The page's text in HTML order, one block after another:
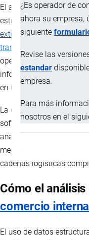
¿Es operador de
ahora su empresa,
siguiente
Revise las
estandar
empresa.
Para más
nosotros en el
El análisis de datos se
estratégico clave para
exterior. En sectores
transporte
operadores logísticos, la
información deja de ser
en una necesidad
La digitalización del
software especializado
analizar grandes
mejorando la eficiencia
cadenas logísticas
Cómo el
comercio
El uso de datos